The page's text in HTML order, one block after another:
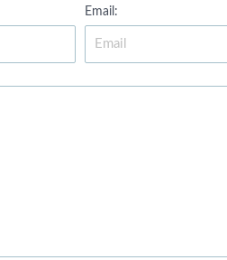
Email: